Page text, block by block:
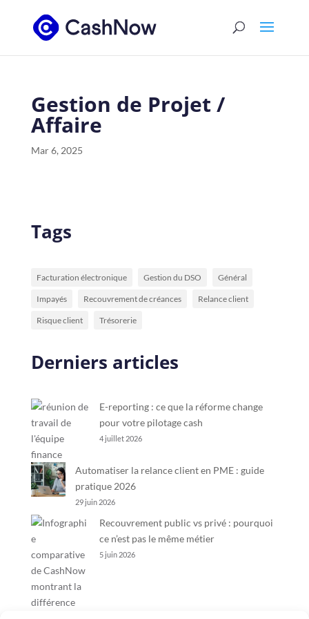
Gestion de Projet /
Affaire
Mar 6, 2025
Tags
Facturation électronique Gestion du DSO Général
Impayés Recouvrement de créances Relance client
Risque client Trésorerie
Derniers articles
E-reporting : ce que la réforme change
pour votre pilotage cash
4 juillet 2026
Automatiser la relance client en PME : guide
pratique 2026
29 juin 2026
Recouvrement public vs privé : pourquoi
ce n’est pas le même métier
5 juin 2026